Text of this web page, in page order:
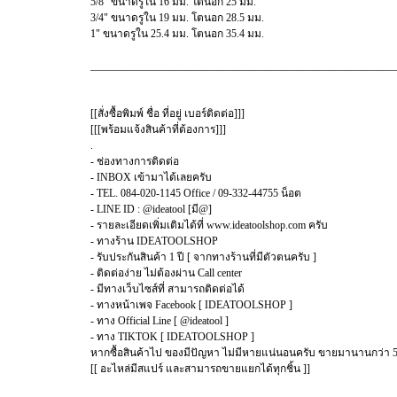
3/4" ขนาดรูใน 19 มม. โตนอก 28.5 มม.
1" ขนาดรูใน 25.4 มม. โตนอก 35.4 มม.
[[สั่งซื้อพิมพ์ ชื่อ ที่อยู่ เบอร์ติดต่อ]]]
[[[พร้อมแจ้งสินค้าที่ต้องการ]]]
- ช่องทางการติดต่อ
- INBOX เข้ามาได้เลยครับ
- TEL. 084-020-1145 Office / 09-332-44755 น็อต
- LINE ID : @ideatool [มี@]
- รายละเอียดเพิ่มเติมได้ที่ www.ideatoolshop.com ครับ
- ทางร้าน IDEATOOLSHOP
- รับประกันสินค้า 1 ปี [ จากทางร้านที่มีตัวตนครับ ]
- ติดต่อง่าย ไม่ต้องผ่าน Call center
- มีทางเว็บไซส์ที่ สามารถติดต่อได้
- ทางหน้าเพจ Facebook [ IDEATOOLSHOP ]
- ทาง Official Line [ @ideatool ]
- ทาง TIKTOK [ IDEATOOLSHOP ]
หากซื้อสินค้าไป ของมีปัญหา ไม่มีหายแน่นอนครับ ขายมานานกว่า
[[ อะไหล่มีสแปร์ และสามารถขายแยกได้ทุกชิ้น ]]